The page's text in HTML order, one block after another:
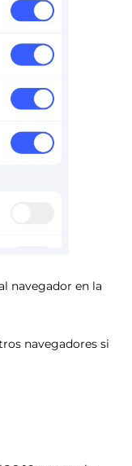
navegador en la
navegadores si